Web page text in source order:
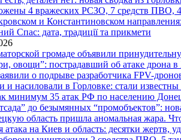
4 вражеских РСЗО, 7 средств ПВО, 4
и Константиновском
Спас: дата, традиції та прикмети
громаде объявили
овощи”: пострадавший об атаке дрона в
о подрыве разработчика FPV-
и насиловали в Горловке: стали
минимум 35 атак РФ по населению
до безымянных “промобъектов”:
область пришла аномальная жара.
атака на Киев и область: десятки жертв,